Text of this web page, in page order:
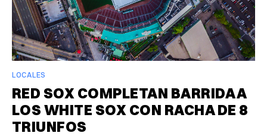
LOCALES
RED SOX COMPLETAN BARRIDA A
LOS WHITE SOX CON RACHA DE 8
TRIUNFOS